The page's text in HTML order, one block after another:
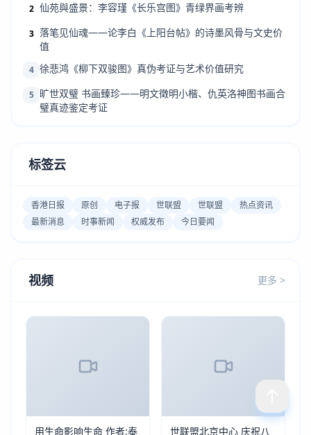
2 仙苑與盛景：李容瑾《长乐宫图》青绿界画考辨
3 落笔见仙魂——论李白《上阳台帖》的诗墨风骨与文史价
值
4 徐悲鸿《柳下双骏图》真伪考证与艺术价值研究
5 旷世双璧 书画臻珍——明文徵明小楷、仇英洛神图书画合
璧真迹鉴定考证
标签云
香港日报 原创 电子报 世联盟 世联盟
热点资讯
最新消息
时事新闻 权威发布 今日要闻
视频 更多 >
用生命影响生命 作者:泰 世联盟北京中心 庆祝八